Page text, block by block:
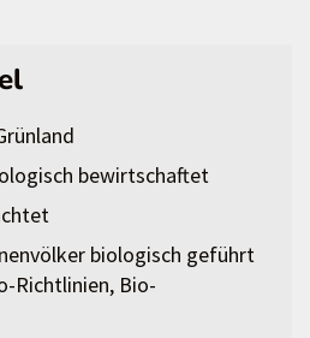
bewirtschaftet
biologisch geführt
Richtlinien, Bio-